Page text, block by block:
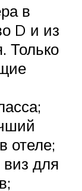
в
D и из
Только
отеле;
для